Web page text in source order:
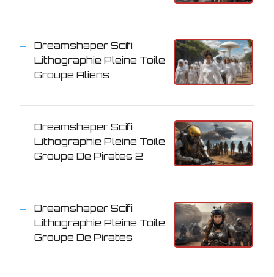
Dreamshaper Scifi
Lithographie Pleine Toile
Groupe Aliens
Dreamshaper Scifi
Lithographie Pleine Toile
Groupe De Pirates 2
Dreamshaper Scifi
Lithographie Pleine Toile
Groupe De Pirates